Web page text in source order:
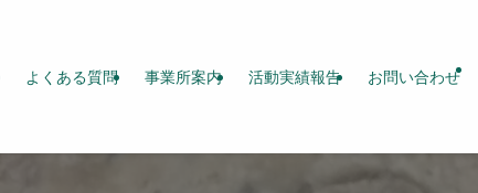
よくある質問 事業所案内 活動実績報告 お問い合わせ